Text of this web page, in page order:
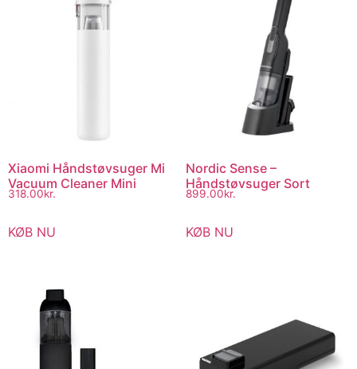
Xiaomi Håndstøvsuger Mi
Vacuum Cleaner Mini
318.00kr.
KØB NU
Nordic Sense –
Håndstøvsuger Sort
899.00kr.
KØB NU